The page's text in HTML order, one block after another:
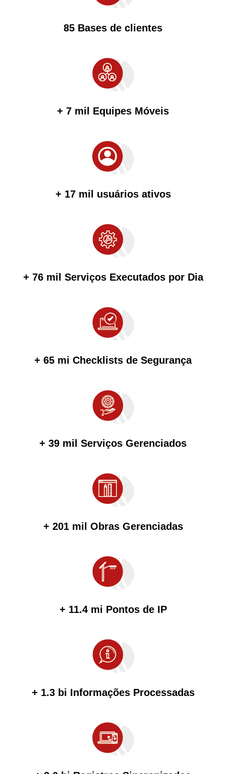
85 Bases de clientes
+ 7 mil Equipes Móveis
+ 17 mil usuários ativos
+ 76 mil Serviços Executados por Dia
+ 65 mi Checklists de Segurança
+ 39 mil Serviços Gerenciados
+ 201 mil Obras Gerenciadas
+ 11.4 mi Pontos de IP
+ 1.3 bi Informações Processadas